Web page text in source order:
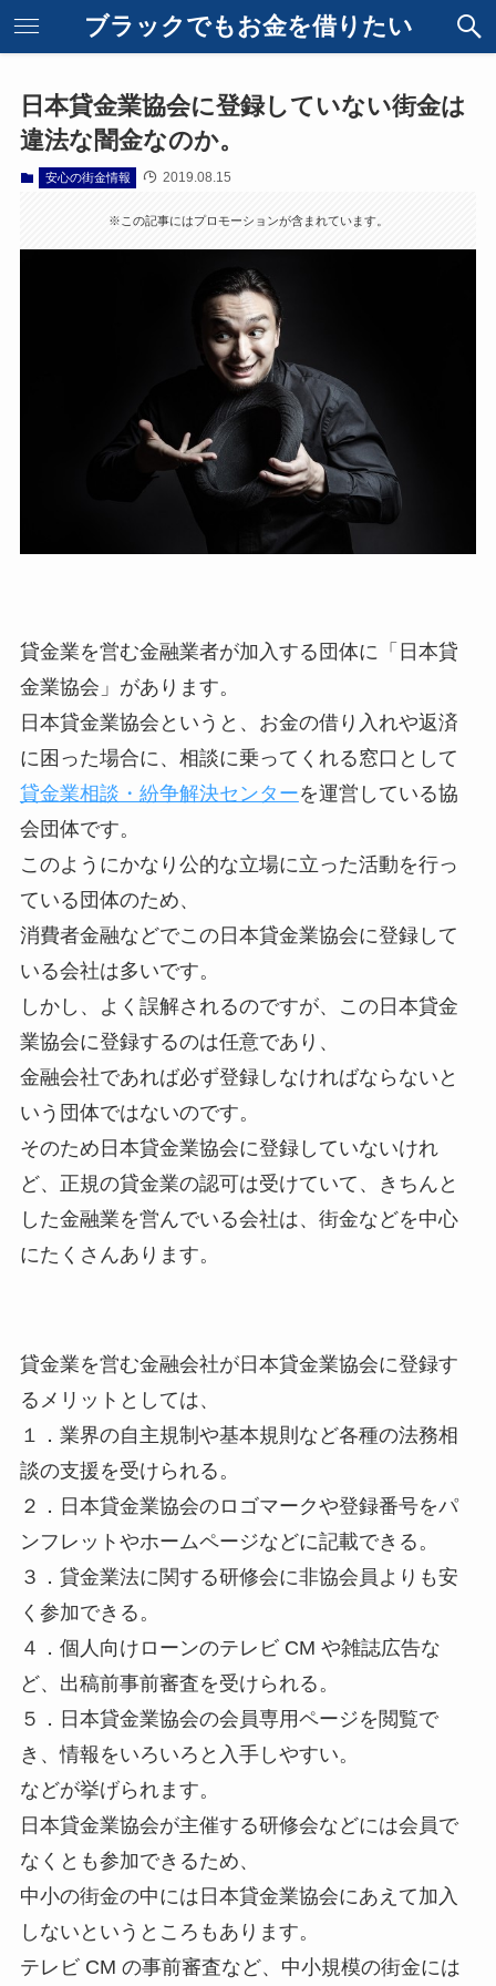
ブラックでもお金を借りたい
日本貸金業協会に登録していない街金は
違法な闇金なのか。
安心の街金情報 2019.08.15
※この記事にはプロモーションが含まれています。
貸金業を営む金融業者が加入する団体に「日本貸
金業協会」があります。
日本貸金業協会というと、お金の借り入れや返済
に困った場合に、相談に乗ってくれる窓口として
貸金業相談・紛争解決センターを運営している協
会団体です。
このようにかなり公的な立場に立った活動を行っ
ている団体のため、
消費者金融などでこの日本貸金業協会に登録して
いる会社は多いです。
しかし、よく誤解されるのですが、この日本貸金
業協会に登録するのは任意であり、
金融会社であれば必ず登録しなければならないと
いう団体ではないのです。
そのため日本貸金業協会に登録していないけれ
ど、正規の貸金業の認可は受けていて、きちんと
した金融業を営んでいる会社は、街金などを中心
にたくさんあります。
貸金業を営む金融会社が日本貸金業協会に登録す
るメリットとしては、
１．業界の自主規制や基本規則など各種の法務相
談の支援を受けられる。
２．日本貸金業協会のロゴマークや登録番号をパ
ンフレットやホームページなどに記載できる。
３．貸金業法に関する研修会に非協会員よりも安
く参加できる。
４．個人向けローンのテレビ CM や雑誌広告な
ど、出稿前事前審査を受けられる。
５．日本貸金業協会の会員専用ページを閲覧で
き、情報をいろいろと入手しやすい。
などが挙げられます。
日本貸金業協会が主催する研修会などには会員で
なくとも参加できるため、
中小の街金の中には日本貸金業協会にあえて加入
しないというところもあります。
テレビ CM の事前審査など、中小規模の街金には